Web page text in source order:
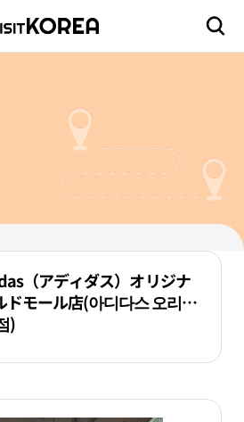
（アディダス）オリジナ
ドモール店(아디다스 오리지
)